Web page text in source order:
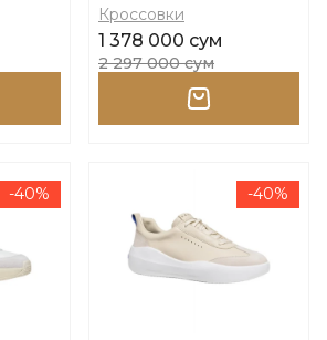
Кроссовки
1 378 000 сум
2 297 000 сум
-40% -40%